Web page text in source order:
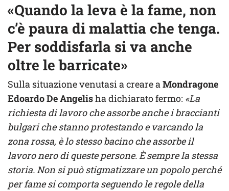
«Quando la leva è la fame, non
c’è paura di malattia che tenga.
Per soddisfarla si va anche
oltre le barricate»
Sulla situazione venutasi a creare aMondragone
Edoardo De Angelisha dichiarato fermo: «La
richiesta di lavoro che assorbe anche i braccianti
bulgari che stanno protestando e varcando la
zona rossa, è lo stesso bacino che assorbe il
lavoro nero di queste persone. È sempre la stessa
storia. Non si può stigmatizzare un popolo perché
per fame si comporta seguendo le regole della